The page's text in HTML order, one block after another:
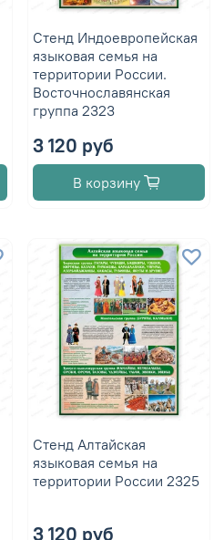
Стенд Индоевропейская
языковая семья на
территории России.
Восточнославянская
группа 2323
3 120 руб
В корзину
Стенд Алтайская
языковая семья на
территории России 2325
3 120 руб